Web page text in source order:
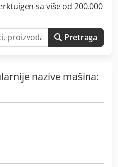
sa više od 200.000
Pretraga
nazive mašina: